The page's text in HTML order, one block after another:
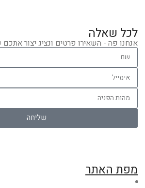
לכל שאלה
אנחנו פה - השאירו פרטים ונציג יצור
שליחה
מפת האתר